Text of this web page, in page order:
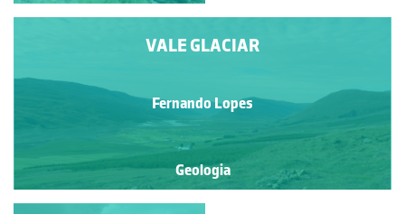
VALE GLACIAR
Fernando Lopes
Geologia